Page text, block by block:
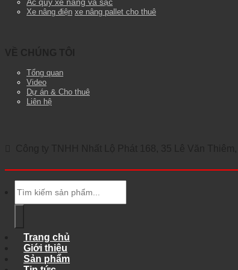
Xe nâng điện xe nâng pallet cho thuê
Tổng quan
Video
Dự án & Cho thuê
Liên hệ
kiếm:
Trang chủ
Giới thiệu
Sản phẩm